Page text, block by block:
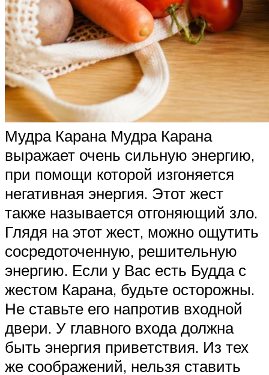
Мудра Карана Мудра Карана
выражает очень сильную энергию,
при помощи которой изгоняется
негативная энергия. Этот жест
также называется отгоняющий зло.
Глядя на этот жест, можно ощутить
сосредоточенную, решительную
энергию. Если у Вас есть Будда с
жестом Карана, будьте осторожны.
Не ставьте его напротив входной
двери. У главного входа должна
быть энергия приветствия. Из тех
же соображений, нельзя ставить